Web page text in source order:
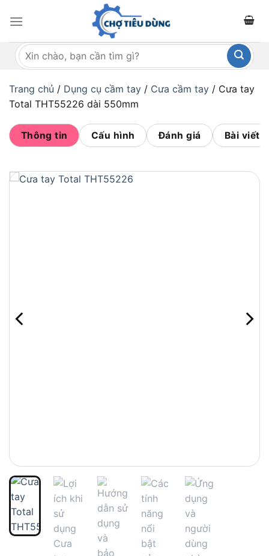
qua
dungTìm
kiếm:
Trang chủ / Dụng cụ cầm tay / Cưa cầm tay / Cưa tay
Total THT55226 dài 550mm
Thông tin Cấu hình Đánh giá Bài viết